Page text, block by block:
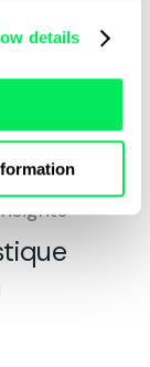
details